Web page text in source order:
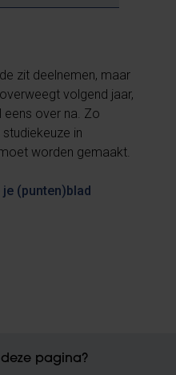
zit deelnemen, maar
volgend jaar,
eens over na. Zo
in
worden gemaakt.
je (punten)blad
pagina?